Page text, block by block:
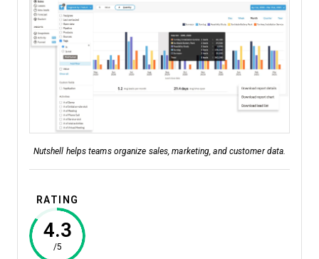
Nutshell helps teams organize sales, marketing, and customer data.
RATING
4.3
/5